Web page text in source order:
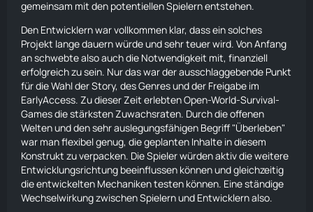
gemeinsam mit den potentiellen Spielern entstehen.
Den Entwicklern war vollkommen klar, dass ein solches
Projekt lange dauern würde und sehr teuer wird. Von Anfang
an schwebte also auch die Notwendigkeit mit, finanziell
erfolgreich zu sein. Nur das war der ausschlaggebende Punkt
für die Wahl derStory, des Genres und der Freigabe im
EarlyAccess. Zu dieser Zeit erlebten Open-World-Survival-
Games die stärksten Zuwachsraten. Durch die offenen
Welten und den sehr auslegungsfähigen Begriff "Überleben"
war man flexibel genug, die geplanten Inhalte in diesem
Konstrukt zu verpacken. Die Spieler würden aktiv die weitere
Entwicklungsrichtung beeinflussen können und gleichzeitig
die entwickelten Mechaniken testen können. Eine ständige
Wechselwirkung zwischen Spielern und Entwicklern also.